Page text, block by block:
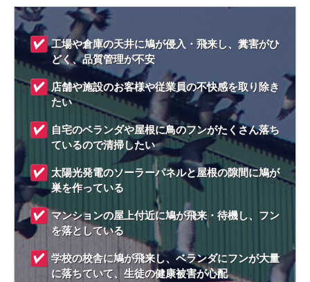
工場や倉庫の天井に鳩が侵入・飛来し、糞害がひ
どく、品質管理が不安
店舗や施設のお客様や従業員の不快感を取り除き
たい
自宅のベランダや屋根に鳥のフンがたくさん落ち
ているので清掃したい
太陽光発電のソーラーパネルと屋根の隙間に鳩が
巣を作っている
マンションの屋上付近に鳩が飛来・待機し、フン
を落としている
学校の校舎に鳩が飛来し、ベランダにフンが大量
に落ちていて、生徒の健康被害が心配